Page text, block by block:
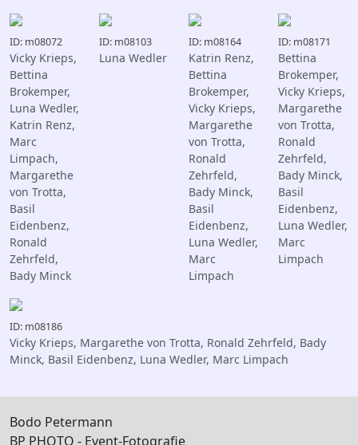
ID: m08072
Vicky Krieps,
Bettina
Brokemper,
Luna Wedler,
Katrin Renz,
Marc
Limpach,
Margarethe
von Trotta,
Basil
Eidenbenz,
Ronald
Zehrfeld,
Bady Minck
ID: m08103
Luna Wedler
ID: m08164
Katrin Renz,
Bettina
Brokemper,
Vicky Krieps,
Margarethe
von Trotta,
Ronald
Zehrfeld,
Bady Minck,
Basil
Eidenbenz,
Luna Wedler,
Marc
Limpach
ID: m08171
Bettina
Brokemper,
Vicky Krieps,
Margarethe
von Trotta,
Ronald
Zehrfeld,
Bady Minck,
Basil
Eidenbenz,
Luna Wedler,
Marc
Limpach
ID: m08186
Vicky Krieps, Margarethe von Trotta, Ronald Zehrfeld, Bady
Minck, Basil Eidenbenz, Luna Wedler, Marc Limpach
Bodo Petermann
BP PHOTO - Event-Fotografie